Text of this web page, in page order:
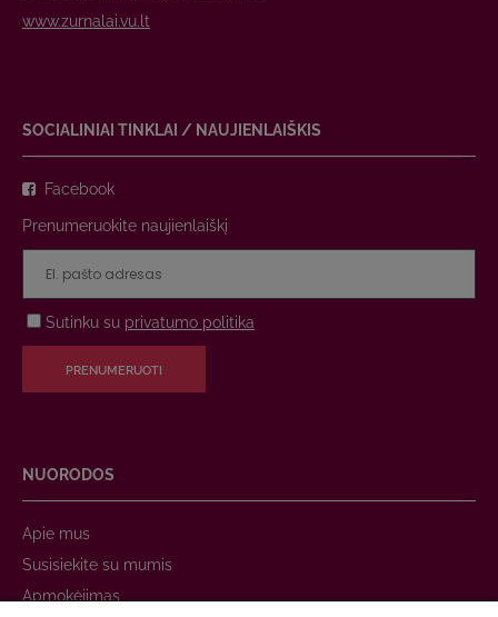
www.zurnalai.vu.lt
SOCIALINIAI TINKLAI / NAUJIENLAIŠKIS
Facebook
Prenumeruokite naujienlaiškį
Sutinku su privatumo politika
PRENUMERUOTI
NUORODOS
Apie mus
Susisiekite su mumis
Apmokėjimas